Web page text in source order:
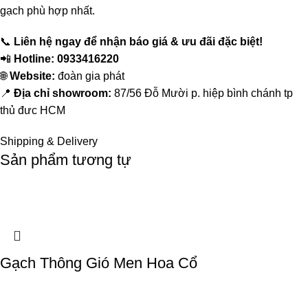
gạch phù hợp nhất.
📞 Liên hệ ngay để nhận báo giá & ưu đãi đặc biệt!
📲 Hotline: 0933416220
🌐Website: đoàn gia phát
📍 Địa chỉ showroom: 87/56 Đỗ Mười p. hiệp bình chánh tp
thủ đưc HCM
Shipping & Delivery
Sản phẩm tương tự
Gạch Thông Gió Men Hoa Cổ